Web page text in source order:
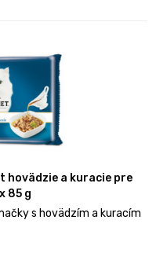
hovädzie a kuracie pre
85 g
s hovädzím a kuracím